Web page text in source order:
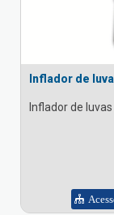
Inflador de
Inflador de